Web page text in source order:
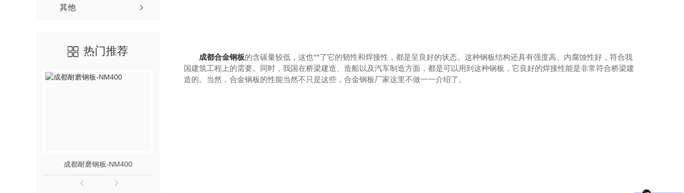
其他
热门推荐
成都耐磨钢板-NM400
成都合金钢板的含碳量较低，这也**了它的韧性和焊接性，都是呈良好的状态。这种钢板结构还具有强度高、内腐蚀性好，符合我
国建筑工程上的需要。同时，我国在桥梁建造、造船以及汽车制造方面，都是可以用到这种钢板，它良好的焊接性能是非常符合桥梁建
造的。当然，合金钢板的性能当然不只是这些，合金钢板厂家这里不做一一介绍了。